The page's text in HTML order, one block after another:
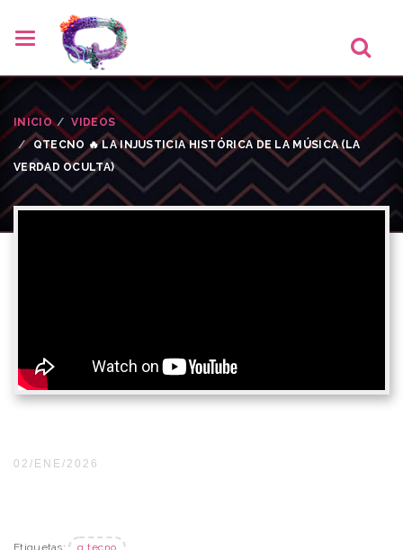
INICIO
VIDEOS
QTECNO 🔥 LA INJUSTICIA HISTÓRICA DE LA MÚSICA (LA
VERDAD OCULTA)
02/ENE/2026
Etiquetas: q tecno